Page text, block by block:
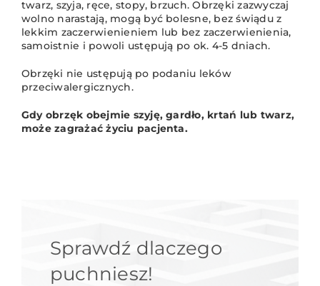
twarz, szyja, ręce, stopy, brzuch. Obrzęki zazwyczaj
wolno narastają, mogą być bolesne, bez świądu z
lekkim zaczerwienieniem lub bez zaczerwienienia,
samoistnie i powoli ustępują po ok. 4-5 dniach.
Obrzęki nie ustępują po podaniu leków
przeciwalergicznych.
Gdy obrzęk obejmie szyję, gardło, krtań lub twarz,
może zagrażać życiu pacjenta.
Sprawdź dlaczego
puchniesz!